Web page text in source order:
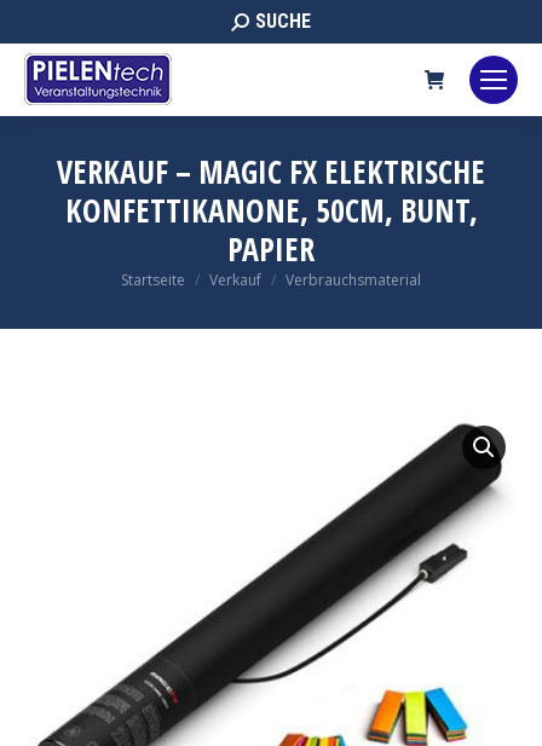
Search:
SUCHE
VERKAUF – MAGIC FX ELEKTRISCHE
KONFETTIKANONE, 50CM, BUNT,
PAPIER
Sie befinden sich hier:
Startseite Verkauf Verbrauchsmaterial